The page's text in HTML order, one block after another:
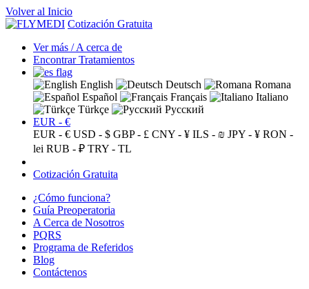
Volver al Inicio
Cotización Gratuita
Ver más / A cerca de
Encontrar Tratamientos
English Deutsch
Romana
Español
Français
Italiano
Türkçe
Русский
EUR - €
EUR - € USD - $ GBP - £ CNY - ¥ ILS - ₪ JPY - ¥ RON -
lei RUB - ₽ TRY - TL
Cotización Gratuita
¿Cómo funciona?
Guía Preoperatoria
A Cerca de Nosotros
PQRS
Programa de Referidos
Blog
Contáctenos